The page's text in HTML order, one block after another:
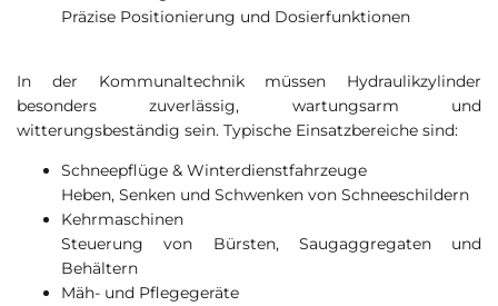
Präzise Positionierung und Dosierfunktionen
In der Kommunaltechnik müssen Hydraulikzylinder
besonders zuverlässig, wartungsarm und
witterungsbeständig sein. Typische Einsatzbereiche sind:
Schneepflüge & Winterdienstfahrzeuge
Heben, Senken und Schwenken von Schneeschildern
Kehrmaschinen
Steuerung von Bürsten, Saugaggregaten und
Behältern
Mäh- und Pflegegeräte